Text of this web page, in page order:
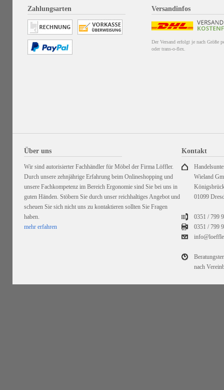
Zahlungsarten Versandinfos
Der Versand erfolgt je nach Größe
oder trans-o-flex.
Über uns
Wir sind autorisierter Fachhändler für Möbel der Firma Löffler.
Durch unsere zehnjährige Erfahrung beim Onlineshopping und
unsere Fachkompetenz im Bereich Ergonomie sind Sie bei uns in
guten Händen. Stöbern Sie durch unser reichhaltiges Angebot und
scheuen Sie sich nicht uns zu kontaktieren sollten Sie Fragen
haben.
mehr erfahren
Kontakt
Wieland
01099
0351 / 799
0351 /799
nach